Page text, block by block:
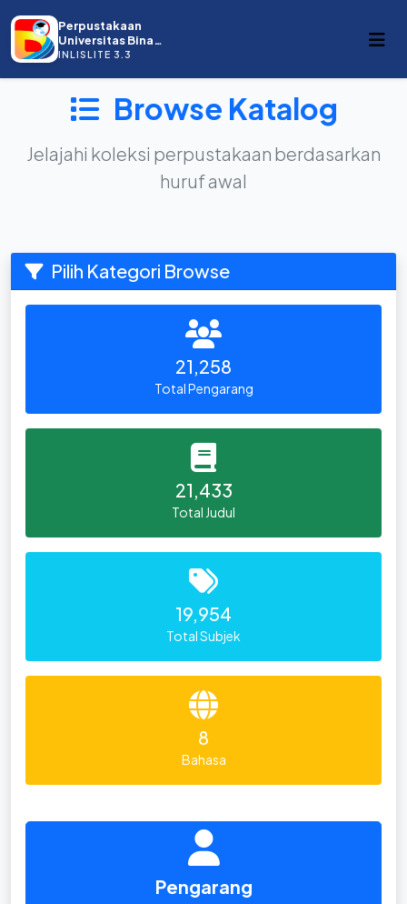
Perpustakaan
Universitas Bina
Darma
INLISLITE 3.3
Browse Katalog
Jelajahi koleksi perpustakaan berdasarkan
huruf awal
Pilih Kategori Browse
21,258
Total Pengarang
21,433
Total Judul
19,954
Total Subjek
8
Bahasa
Pengarang